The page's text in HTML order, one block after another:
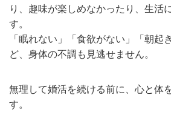
り、趣味が楽しめなかったり、生活
す。
「眠れない」「食欲がない」「朝起
ど、身体の不調も見逃せません。
無理して婚活を続ける前に、心と体
す。